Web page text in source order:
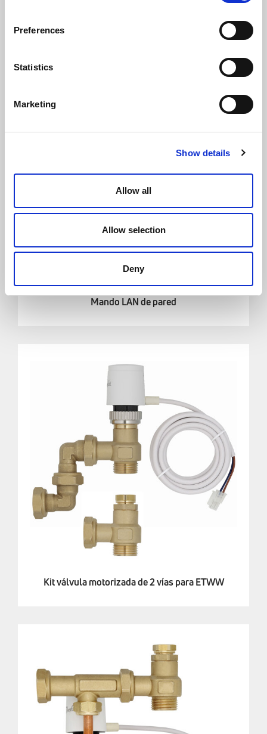
Preferences
Statistics
Marketing
Show details
Allow all
Allow selection
Deny
Silence THIN-WALL, versión "THINW-LAN"
Mando LAN de pared
Kit válvula motorizada de 2 vías para ETWW